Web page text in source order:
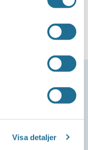
Visa detaljer